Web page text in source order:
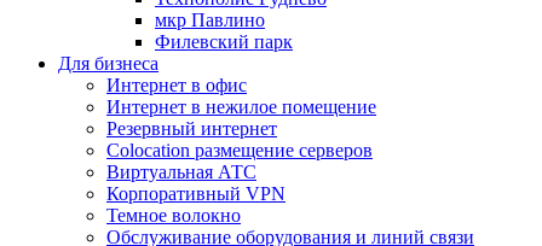
мкр Павлино
Филевский парк
Для бизнеса
Интернет в офис
Интернет в нежилое помещение
Резервный интернет
Colocation размещение серверов
Виртуальная АТС
Корпоративный VPN
Темное волокно
Обслуживание оборудования и линий связи